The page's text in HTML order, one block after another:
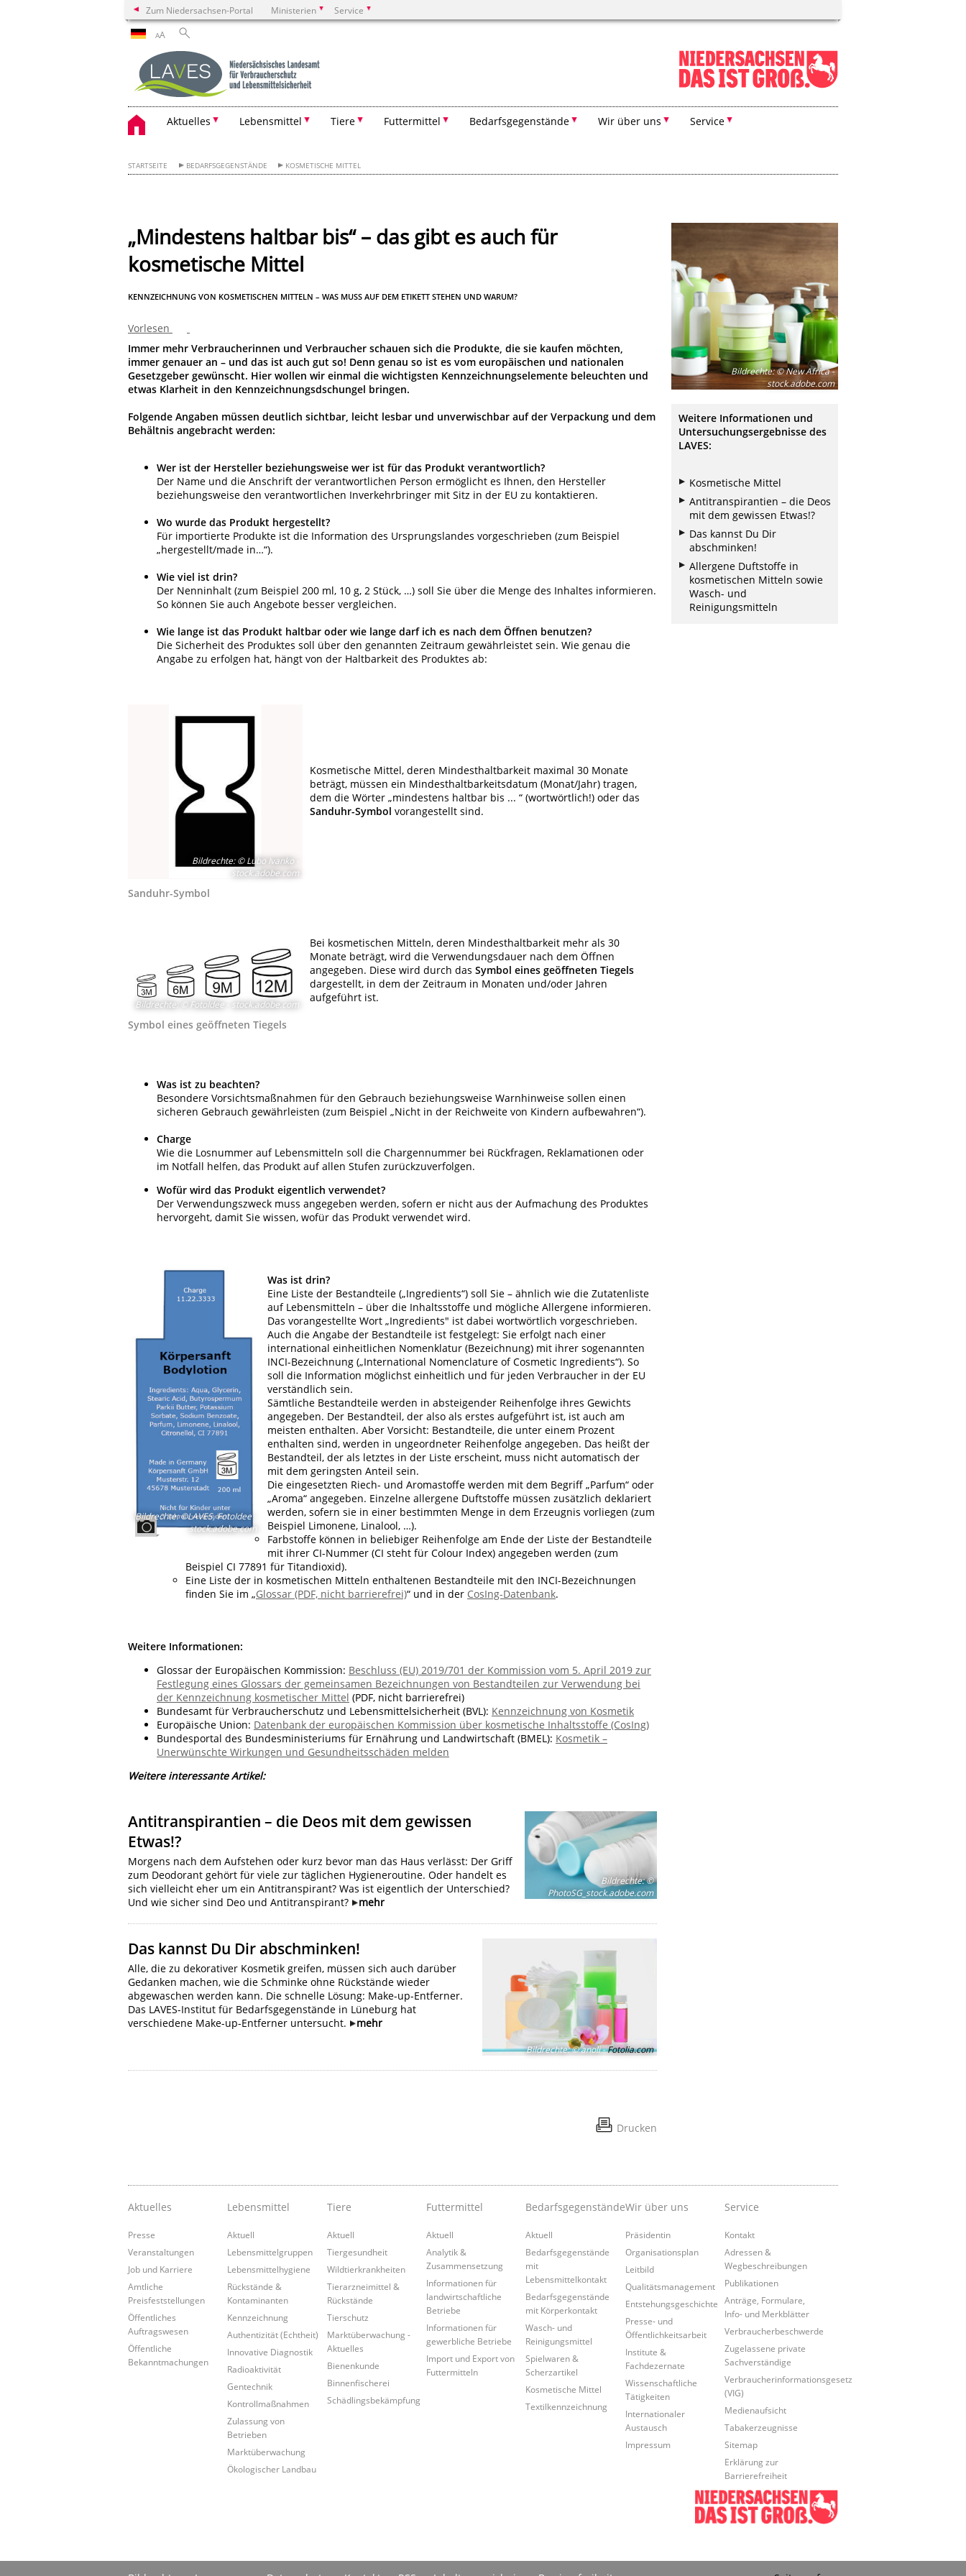
Zum Niedersachsen-Portal Ministerien Service
AA
Aktuelles Lebensmittel Tiere Futtermittel Bedarfsgegenstände Wir über uns Service
STARTSEITE BEDARFSGEGENSTÄNDE KOSMETISCHE MITTEL
„Mindestens haltbar bis“ – das gibt es auch für
kosmetische Mittel
KENNZEICHNUNG VON KOSMETISCHEN MITTELN – WAS MUSS AUF DEM ETIKETT STEHEN UND WARUM?
Vorlesen
Immer mehr Verbraucherinnen und Verbraucher schauen sich die Produkte, die sie kaufen möchten,
immer genauer an – und das ist auch gut so! Denn genau so ist es vom europäischen und nationalen
Gesetzgeber gewünscht. Hier wollen wir einmal die wichtigsten Kennzeichnungselemente beleuchten und
etwas Klarheit in den Kennzeichnungsdschungel bringen.
Folgende Angaben müssen deutlich sichtbar, leicht lesbar und unverwischbar auf der Verpackung und dem
Behältnis angebracht werden:
Wer ist der Hersteller beziehungsweise wer ist für das Produkt verantwortlich?
Der Name und die Anschrift der verantwortlichen Person ermöglicht es Ihnen, den Hersteller
beziehungsweise den verantwortlichen Inverkehrbringer mit Sitz in der EU zu kontaktieren.
Wo wurde das Produkt hergestellt?
Für importierte Produkte ist die Information des Ursprungslandes vorgeschrieben (zum Beispiel
„hergestellt/made in…“).
Wie viel ist drin?
Der Nenninhalt (zum Beispiel 200 ml, 10 g, 2 Stück, …) soll Sie über die Menge des Inhaltes informieren.
So können Sie auch Angebote besser vergleichen.
Wie lange ist das Produkt haltbar oder wie lange darf ich es nach dem Öffnen benutzen?
Die Sicherheit des Produktes soll über den genannten Zeitraum gewährleistet sein. Wie genau die
Angabe zu erfolgen hat, hängt von der Haltbarkeit des Produktes ab:
Bildrechte:© Lubo Ivanko -
stock.adobe.com
Sanduhr-Symbol
Kosmetische Mittel, deren Mindesthaltbarkeit maximal 30 Monate
beträgt, müssen ein Mindesthaltbarkeitsdatum (Monat/Jahr) tragen,
dem die Wörter „mindestens haltbar bis ... “ (wortwörtlich!) oder das
Sanduhr-Symbol vorangestellt sind.
Bildrechte: © FotoIdee - stock.adobe.com
Symbol eines geöffneten Tiegels
Bei kosmetischen Mitteln, deren Mindesthaltbarkeit mehr als 30
Monate beträgt, wird die Verwendungsdauer nach dem Öffnen
angegeben. Diese wird durch das Symbol eines geöffneten Tiegels
dargestellt, in dem der Zeitraum in Monaten und/oder Jahren
aufgeführt ist.
Was ist zu beachten?
Besondere Vorsichtsmaßnahmen für den Gebrauch beziehungsweise Warnhinweise sollen einen
sicheren Gebrauch gewährleisten (zum Beispiel „Nicht in der Reichweite von Kindern aufbewahren“).
Charge
Wie die Losnummer auf Lebensmitteln soll die Chargennummer bei Rückfragen, Reklamationen oder
im Notfall helfen, das Produkt auf allen Stufen zurückzuverfolgen.
Wofür wird das Produkt eigentlich verwendet?
Der Verwendungszweck muss angegeben werden, sofern er nicht aus der Aufmachung des Produktes
hervorgeht, damit Sie wissen, wofür das Produkt verwendet wird.
Bildrechte:©LAVES, FotoIdee -
stock.adobe.com
Was ist drin?
Eine Liste der Bestandteile („Ingredients“) soll Sie – ähnlich wie die Zutatenliste
auf Lebensmitteln – über die Inhaltsstoffe und mögliche Allergene informieren.
Das vorangestellte Wort „Ingredients" ist dabei wortwörtlich vorgeschrieben.
Auch die Angabe der Bestandteile ist festgelegt: Sie erfolgt nach einer
international einheitlichen Nomenklatur (Bezeichnung) mit ihrer sogenannten
INCI-Bezeichnung („International Nomenclature of Cosmetic Ingredients“). So
soll die Information möglichst einheitlich und für jeden Verbraucher in der EU
verständlich sein.
Sämtliche Bestandteile werden in absteigender Reihenfolge ihres Gewichts
angegeben. Der Bestandteil, der also als erstes aufgeführt ist, ist auch am
meisten enthalten. Aber Vorsicht: Bestandteile, die unter einem Prozent
enthalten sind, werden in ungeordneter Reihenfolge angegeben. Das heißt der
Bestandteil, der als letztes in der Liste erscheint, muss nicht automatisch der
mit dem geringsten Anteil sein.
Die eingesetzten Riech- und Aromastoffe werden mit dem Begriff „Parfum“ oder
„Aroma“ angegeben. Einzelne allergene Duftstoffe müssen zusätzlich deklariert
werden, sofern sie in einer bestimmten Menge in dem Erzeugnis vorliegen (zum
Beispiel Limonene, Linalool, …).
Farbstoffe können in beliebiger Reihenfolge am Ende der Liste der Bestandteile
mit ihrer CI-Nummer (CI steht für Colour Index) angegeben werden (zum
Beispiel CI 77891 für Titandioxid).
Eine Liste der in kosmetischen Mitteln enthaltenen Bestandteile mit den INCI-Bezeichnungen
finden Sie im „Glossar (PDF, nicht barrierefrei)“ und in der CosIng-Datenbank.
Weitere Informationen:
Glossar der Europäischen Kommission: Beschluss (EU) 2019/701 der Kommission vom 5. April 2019 zur
Festlegung eines Glossars der gemeinsamen Bezeichnungen von Bestandteilen zur Verwendung bei
der Kennzeichnung kosmetischer Mittel (PDF, nicht barrierefrei)
Bundesamt für Verbraucherschutz und Lebensmittelsicherheit (BVL): Kennzeichnung von Kosmetik
Europäische Union: Datenbank der europäischen Kommission über kosmetische Inhaltsstoffe (CosIng)
Bundesportal des Bundesministeriums für Ernährung und Landwirtschaft (BMEL): Kosmetik –
Unerwünschte Wirkungen und Gesundheitsschäden melden
Weitere interessante Artikel:
Bildrechte:©
PhotoSG_stock.adobe.com
Antitranspirantien – die Deos mit dem gewissen
Etwas!?
Morgens nach dem Aufstehen oder kurz bevor man das Haus verlässt: Der Griff
zum Deodorant gehört für viele zur täglichen Hygieneroutine. Oder handelt es
sich vielleicht eher um ein Antitranspirant? Was ist eigentlich der Unterschied?
Und wie sicher sind Deo und Antitranspirant?
mehr
Bildrechte:© anoli -Fotolia.com
Das kannst Du Dir abschminken!
Alle, die zu dekorativer Kosmetik greifen, müssen sich auch darüber
Gedanken machen, wie die Schminke ohne Rückstände wieder
abgewaschen werden kann. Die schnelle Lösung: Make-up-Entferner.
Das LAVES-Institut für Bedarfsgegenstände in Lüneburg hat
verschiedene Make-up-Entferner untersucht.
mehr
Drucken
Bildrechte:© New Africa -
stock.adobe.com
Weitere Informationen und
Untersuchungsergebnisse des
LAVES:
Kosmetische Mittel
Antitranspirantien – die Deos
mit dem gewissen Etwas!?
Das kannst Du Dir
abschminken!
Allergene Duftstoffe in
kosmetischen Mitteln sowie
Wasch- und
Reinigungsmitteln
Aktuelles
Presse
Veranstaltungen
Job und Karriere
Amtliche
Preisfeststellungen
Öffentliches
Auftragswesen
Öffentliche
Bekanntmachungen
Lebensmittel
Aktuell
Lebensmittelgruppen
Lebensmittelhygiene
Rückstände &
Kontaminanten
Kennzeichnung
Authentizität (Echtheit)
Innovative Diagnostik
Radioaktivität
Gentechnik
Kontrollmaßnahmen
Zulassung von
Betrieben
Marktüberwachung
Ökologischer Landbau
Tiere
Aktuell
Tiergesundheit
Wildtierkrankheiten
Tierarzneimittel &
Rückstände
Tierschutz
Marktüberwachung -
Aktuelles
Bienenkunde
Binnenfischerei
Schädlingsbekämpfung
Futtermittel
Aktuell
Analytik &
Zusammensetzung
Informationen für
landwirtschaftliche
Betriebe
Informationen für
gewerbliche Betriebe
Import und Export von
Futtermitteln
Bedarfsgegenstände
Aktuell
Bedarfsgegenstände
mit
Lebensmittelkontakt
Bedarfsgegenstände
mit Körperkontakt
Wasch- und
Reinigungsmittel
Spielwaren &
Scherzartikel
Kosmetische Mittel
Textilkennzeichnung
Wir über uns
Präsidentin
Organisationsplan
Leitbild
Qualitätsmanagement
Entstehungsgeschichte
Presse- und
Öffentlichkeitsarbeit
Institute &
Fachdezernate
Wissenschaftliche
Tätigkeiten
Internationaler
Austausch
Impressum
Service
Kontakt
Adressen &
Wegbeschreibungen
Publikationen
Anträge, Formulare,
Info- und Merkblätter
Verbraucherbeschwerde
Zugelassene private
Sachverständige
Verbraucherinformationsgesetz
(VIG)
Medienaufsicht
Tabakerzeugnisse
Sitemap
Erklärung zur
Barrierefreiheit